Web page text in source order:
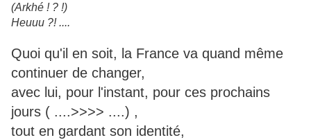
(Arkhé ! ? !)
Heuuu ?! ....
Quoi qu'il en soit, la France va quand même
continuer de changer,
avec lui, pour l'instant, pour ces prochains
jours ( ....>>>> ....) ,
tout en gardant son identité,